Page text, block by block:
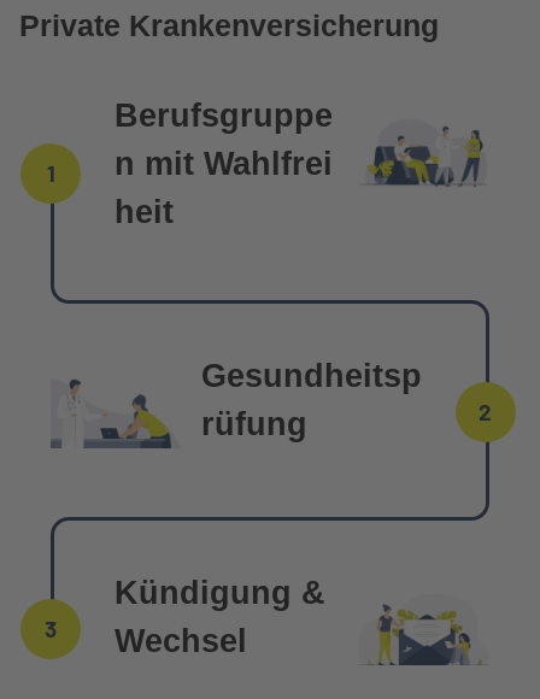
Private Krankenversicherung
1
Berufsgruppe
n mit Wahlfrei
heit
2
Gesundheitsp
rüfung
3
Kündigung &
Wechsel